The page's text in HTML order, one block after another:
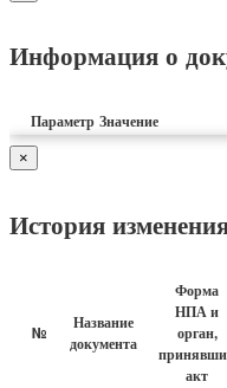
Информация о
Параметр Значение
×
История
№
Название
документа
Форма
НПА и
орган,
акт